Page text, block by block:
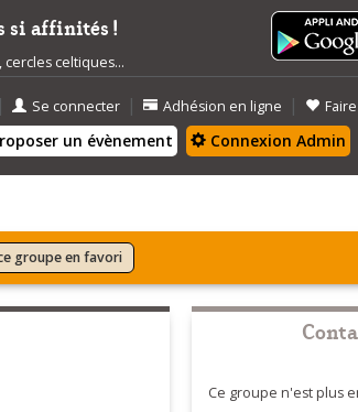
si affinités !
celtiques...
| Se connecter | Adhésion en ligne |
un évènement Connexion Admin
groupe en favori
Ce groupe n'est plus